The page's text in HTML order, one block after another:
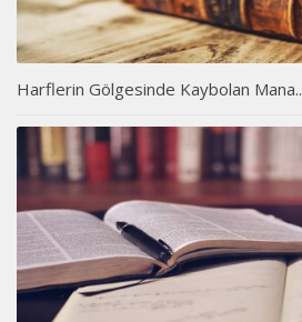
Harflerin Gölgesinde Kaybolan Mana..